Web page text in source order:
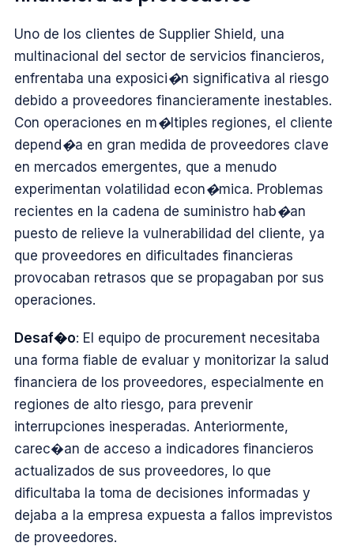
Uno de los clientes de Supplier Shield, una
multinacional del sector de servicios financieros,
enfrentaba una exposici�n significativa al riesgo
debido a proveedores financieramente inestables.
Con operaciones en m�ltiples regiones, el cliente
depend�a en gran medida de proveedores clave
en mercados emergentes, que a menudo
experimentan volatilidad econ�mica. Problemas
recientes en la cadena de suministro hab�an
puesto de relieve la vulnerabilidad del cliente, ya
que proveedores en dificultades financieras
provocaban retrasos que se propagaban por sus
operaciones.
Desaf�o: El equipo de procurement necesitaba
una forma fiable de evaluar y monitorizar la salud
financiera de los proveedores, especialmente en
regiones de alto riesgo, para prevenir
interrupciones inesperadas. Anteriormente,
carec�an de acceso a indicadores financieros
actualizados de sus proveedores, lo que
dificultaba la toma de decisiones informadas y
dejaba a la empresa expuesta a fallos imprevistos
de proveedores.